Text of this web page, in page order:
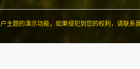
题的演示功能，如果侵犯到您的权利，请联系